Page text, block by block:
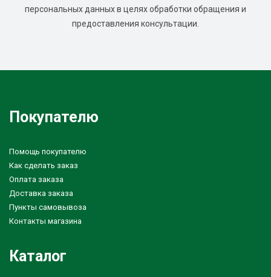
персональных данных в целях обработки обращения и
предоставления консультации.
Покупателю
Помощь покупателю
Как сделать заказ
Оплата заказа
Доставка заказа
Пункты самовывоза
Контакты магазина
Каталог